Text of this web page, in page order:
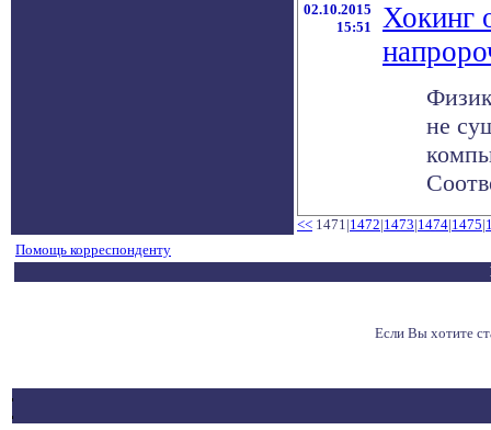
02.10.2015
15:51
Хокинг
не
<< 1471|1472|1473|1474|1475|
Помощь корреспонденту
Если Вы хотите